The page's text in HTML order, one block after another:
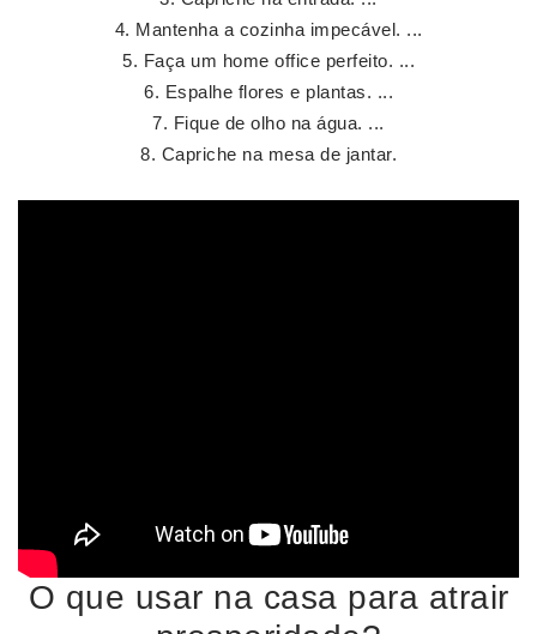
Mantenha a cozinha impecável. ...
Faça um home office perfeito. ...
Espalhe flores e plantas. ...
Fique de olho na água. ...
Capriche na mesa de jantar.
O que usar na casa para atrair